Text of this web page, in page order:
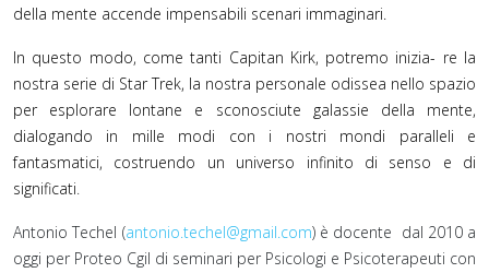
della mente accende impensabili scenari immaginari.
In questo modo, come tanti Capitan Kirk, potremo inizia- re la
nostra serie di Star Trek, la nostra personale odissea nello spazio
per esplorare lontane e sconosciute galassie della mente,
dialogando in mille modi con i nostri mondi paralleli e
fantasmatici, costruendo un universo infinito di senso e di
significati.
Antonio Techel (antonio.techel@gmail.com) è docente dal 2010 a
oggi per Proteo Cgil di seminari per Psicologi e Psicoterapeuti con